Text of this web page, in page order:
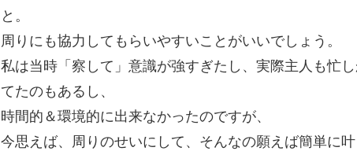
と。
周りにも協力してもらいやすいことがいいでしょう。
私は当時「察して」意識が強すぎたし、実際主人も忙
てたのもあるし、
時間的＆環境的に出来なかったのですが、
今思えば、周りのせいにして、そんなの願えば簡単に